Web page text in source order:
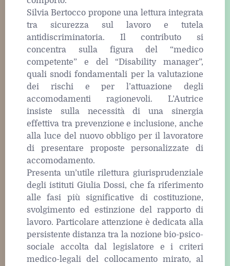
Silvia Bertocco propone una lettura integrata
tra sicurezza sul lavoro e tutela
antidiscriminatoria. Il contributo si
concentra sulla figura del “medico
competente” e del “Disability manager”,
quali snodi fondamentali per la valutazione
dei rischi e per l’attuazione degli
accomodamenti ragionevoli. L’Autrice
insiste sulla necessità di una sinergia
effettiva tra prevenzione e inclusione, anche
alla luce del nuovo obbligo per il lavoratore
di presentare proposte personalizzate di
accomodamento.
Presenta un’utile rilettura giurisprudenziale
degli istituti Giulia Dossi, che fa riferimento
alle fasi più significative di costituzione,
svolgimento ed estinzione del rapporto di
lavoro. Particolare attenzione è dedicata alla
persistente distanza tra la nozione bio-psico-
sociale accolta dal legislatore e i criteri
medico-legali del collocamento mirato, al